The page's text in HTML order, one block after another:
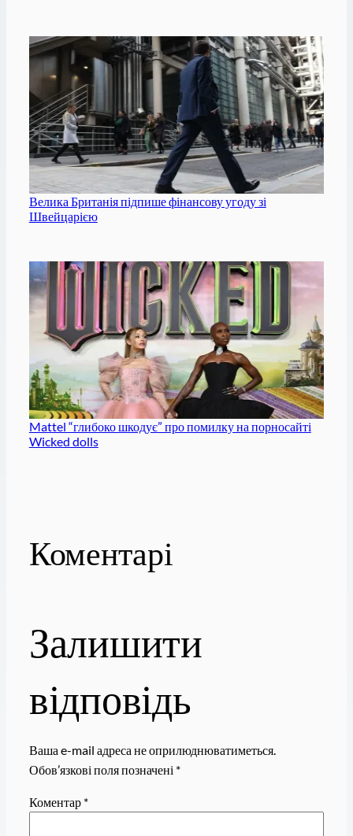
Велика Британія підпише фінансову угоду зі
Швейцарією
Mattel “глибоко шкодує” про помилку на порносайті
Wicked dolls
Коментарі
Залишити
відповідь
Ваша e-mail адреса не оприлюднюватиметься.
Обов’язкові поля позначені *
Коментар *